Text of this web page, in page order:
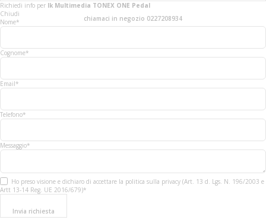
chiamaci in negozio 0227208934
Richiedi info per Ik Multimedia TONEX ONE Pedal
Chiudi
Nome*
Cognome*
Email*
Telefono*
Messaggio*
Ho preso visione e dichiaro di accettare la politica sulla privacy (Art. 13 d. Lgs. N. 196/2003 e
Artt 13-14 Reg. UE 2016/679)*
Invia richiesta